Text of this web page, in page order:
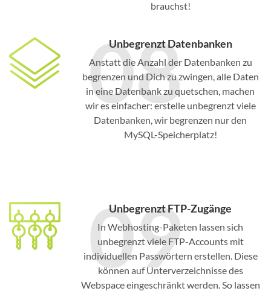
brauchst!
08
Unbegrenzt Datenbanken
Anstatt die Anzahl der Datenbanken zu
begrenzen und Dich zu zwingen, alle Daten
in eine Datenbank zu quetschen, machen
wir es einfacher: erstelle unbegrenzt viele
Datenbanken, wir begrenzen nur den
MySQL-Speicherplatz!
09
Unbegrenzt FTP-Zugänge
In Webhosting-Paketen lassen sich
unbegrenzt viele FTP-Accounts mit
individuellen Passwörtern erstellen. Diese
können auf Unterverzeichnisse des
Webspace eingeschränkt werden. So lassen